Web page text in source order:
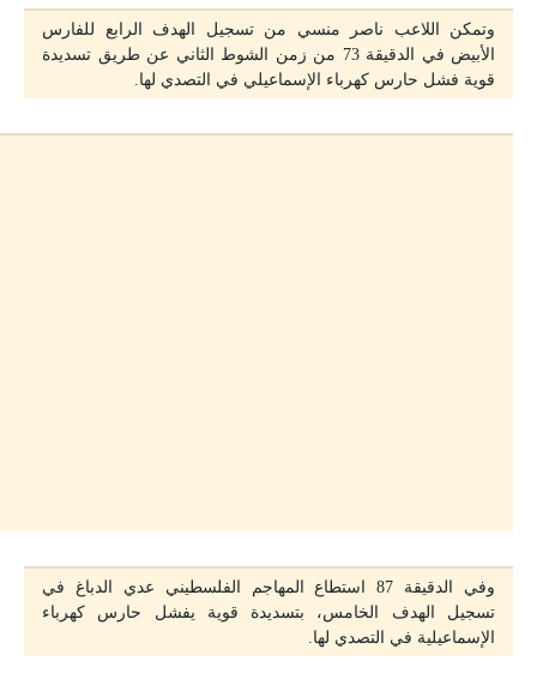
وتمكن اللاعب ناصر منسي من تسجيل الهدف الرابع للفارس
الأبيض في الدقيقة 73 من زمن الشوط الثاني عن طريق تسديدة
قوية فشل حارس كهرباء الإسماعيلي في التصدي لها.
وفي الدقيقة 87 استطاع المهاجم الفلسطيني عدي الدباغ في
تسجيل الهدف الخامس، بتسديدة قوية يفشل حارس كهرباء
الإسماعيلية في التصدي لها.